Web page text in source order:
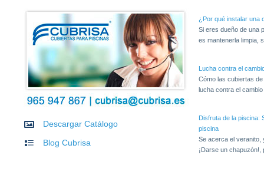
Descargar Catálogo
Blog Cubrisa
¿Por qué instalar una
Si eres dueño de una
es mantenerla limpia,
Lucha contra el
Cómo las cubiertas
lucha contra el
Disfruta de la piscina:
piscina
Se acerca el veranito,
¡Darse un chapuzón!,